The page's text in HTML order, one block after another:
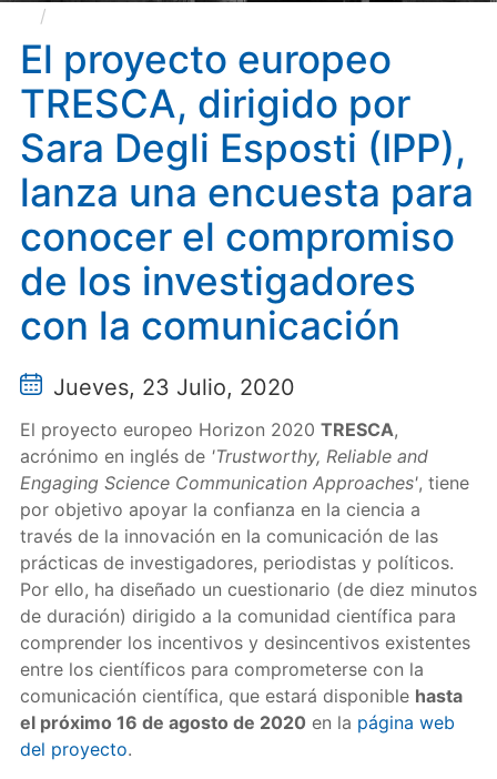
Degli Esposti (IPP), lanza una encuesta para conocer
el compromiso de los investigadores con la
comunicación
El proyecto europeo
TRESCA, dirigido por
Sara Degli Esposti (IPP),
lanza una encuesta para
conocer el compromiso
de los investigadores
con la comunicación
Jueves, 23 Julio, 2020
El proyecto europeo Horizon 2020 TRESCA,
acrónimo en inglés de 'Trustworthy, Reliable and
Engaging Science Communication Approaches', tiene
por objetivo apoyar la confianza en la ciencia a
través de la innovación en la comunicación de las
prácticas de investigadores, periodistas y políticos.
Por ello, ha diseñado un cuestionario (de diez minutos
de duración) dirigido a la comunidad científica para
comprender los incentivos y desincentivos existentes
entre los científicos para comprometerse con la
comunicación científica, que estará disponible hasta
el próximo 16 de agosto de 2020 en la página web
del proyecto.